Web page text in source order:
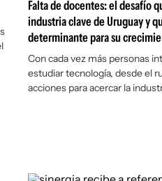
Newsletters
Argentina
Estados Unidos
Falta de docentes: el desafío
industria clave de Uruguay y
determinante para su
Con cada vez más personas
estudiar tecnología, desde el
acciones para acercar la